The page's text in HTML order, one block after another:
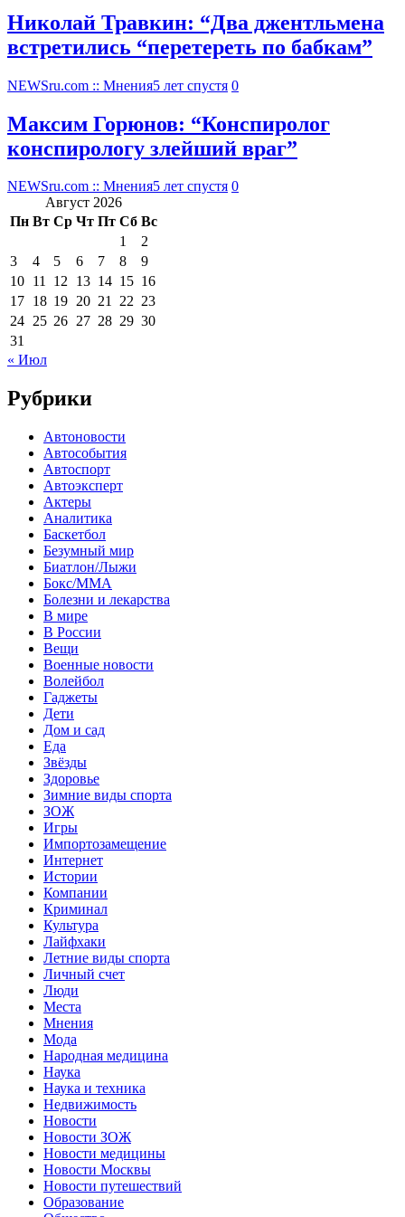
Николай Травкин: “Два джентльмена
встретились “перетереть по бабкам”
NEWSru.com :: Мнения5 лет спустя 0
Максим Горюнов: “Конспиролог
конспирологу злейший враг”
NEWSru.com :: Мнения5 лет спустя 0
Август 2026
Пн Вт Ср Чт Пт Сб Вс
1
2
3
4 5 6 7 8
9
10 11 12 13 14 15 16
17 18 19 20 21 22 23
24 25 26 27 28 29 30
31
« Июл
Рубрики
Автоновости
Автособытия
Автоспорт
Автоэксперт
Актеры
Аналитика
Баскетбол
Безумный мир
Биатлон/Лыжи
Бокс/MMA
Болезни и лекарства
В мире
В России
Вещи
Военные новости
Волейбол
Гаджеты
Дети
Дом и сад
Еда
Звёзды
Здоровье
Зимние виды спорта
ЗОЖ
Игры
Импортозамещение
Интернет
Истории
Компании
Криминал
Культура
Лайфхаки
Летние виды спорта
Личный счет
Люди
Места
Мнения
Мода
Народная медицина
Наука
Наука и техника
Недвижимость
Новости
Новости ЗОЖ
Новости медицины
Новости Москвы
Новости путешествий
Образование